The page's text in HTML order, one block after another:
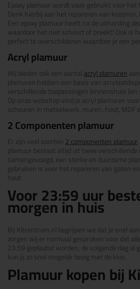
Epoxy plamuur wordt vaak gebruikt voor
Denk hierbij aan het repareren van
Een epoxy plamuur heeft na de uitharding
waardoor het niet scheurt of breekt! Ook is
perfect te overschilderen waardoor je een
Acryl plamuur
Wij bieden ook een aantalacryl plamuren
plamuren hebben een basis van
verschillende toepassingen binnenshuis
Op onze webshop vind je acryl plamuren
scheuren in metselwerk, muren, hout, MDF
2 Componenten plamuur
Er zijn veel soorten 2 componenten plamuur
plamuur bestaat altijd uit twee verschillende
samengevoegd, een sterke en duurzame
gebruiken is voor het repareren van gaten
hout.
Voor 23:59 uur
morgen in huis
Bij Kitcentrum.nl begrijpen we dat je snel
zorgen wij er normaal gesproken voor dat
23.59 geplaatst worden, de volgende dag al
kun jij zo snel mogelijk bezig met de klus.
Plamuur kopen bij